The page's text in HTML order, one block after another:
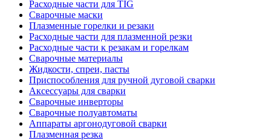
Расходные части для TIG
Сварочные маски
Плазменные горелки и резаки
Расходные части для плазменной резки
Расходные части к резакам и горелкам
Сварочные материалы
Жидкости, спреи, пасты
Приспособления для ручной дуговой сварки
Аксессуары для сварки
Сварочные инверторы
Сварочные полуавтоматы
Аппараты аргонодуговой сварки
Плазменная резка